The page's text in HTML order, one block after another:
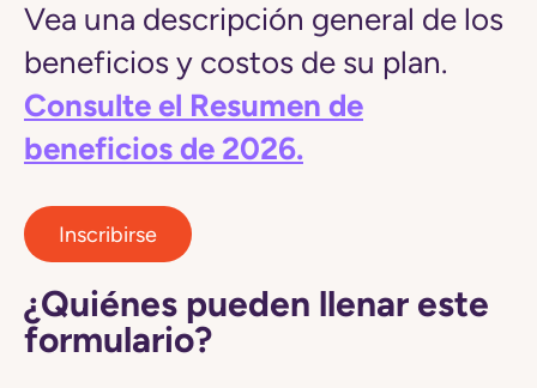
Vea una descripción general de los
beneficios y costos de su plan.
Consulte el Resumen de
beneficios de 2026.
Inscribirse
¿Quiénes pueden llenar este
formulario?